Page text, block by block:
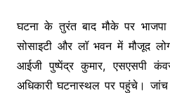
घटना के तुरंत बाद मौके पर भाजपा
सोसाइटी और लॉ भवन में मौजूद
आईजी पुष्पेंद्र कुमार, एसएसपी
अधिकारी घटनास्थल पर पहुंचे।